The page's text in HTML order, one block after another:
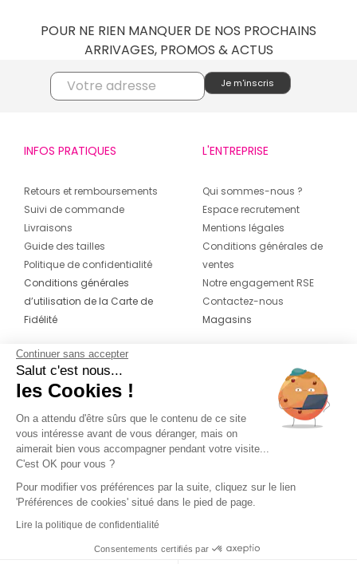
POUR NE RIEN MANQUER DE NOS PROCHAINS
ARRIVAGES, PROMOS & ACTUS
INFOS PRATIQUES
Retours et remboursements
Suivi de commande
Livraisons
Guide des tailles
Politique de confidentialité
Conditions générales
d’utilisation de la Carte de
Fidélité
L'ENTREPRISE
Qui sommes-nous ?
Espace recrutement
Mentions légales
Conditions générales de
ventes
Notre engagement RSE
Contactez-nous
Magasins
CONTACT
04 42 20 78 42
Du lundi au jeudi de 8h30 à 16h30 & le
vendredi de 8h30 à 15h30
Continuer sans accepter
Salut c'est nous...
les Cookies !
On a attendu d'être sûrs que le contenu de ce site
vous intéresse avant de vous déranger, mais on
aimerait bien vous accompagner pendant votre visite...
C'est OK pour vous ?
Pour modifier vos préférences par la suite, cliquez sur le lien
'Préférences de cookies' situé dans le pied de page.
Lire la politique de confidentialité
Consentements certifiés par